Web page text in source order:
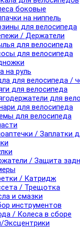
боковые
на ниппель
для велосипеда
/ Держатели
для велосипеда
для велосипеда
на руль
для велосипеда /
для велосипеда
для
для велосипеда
для велосипеда
/ Заплатки
/ Защита
/ Катридж
/ Трещотка
и смазки
инструментов
/ Колеса в сборе
Эксцентрики